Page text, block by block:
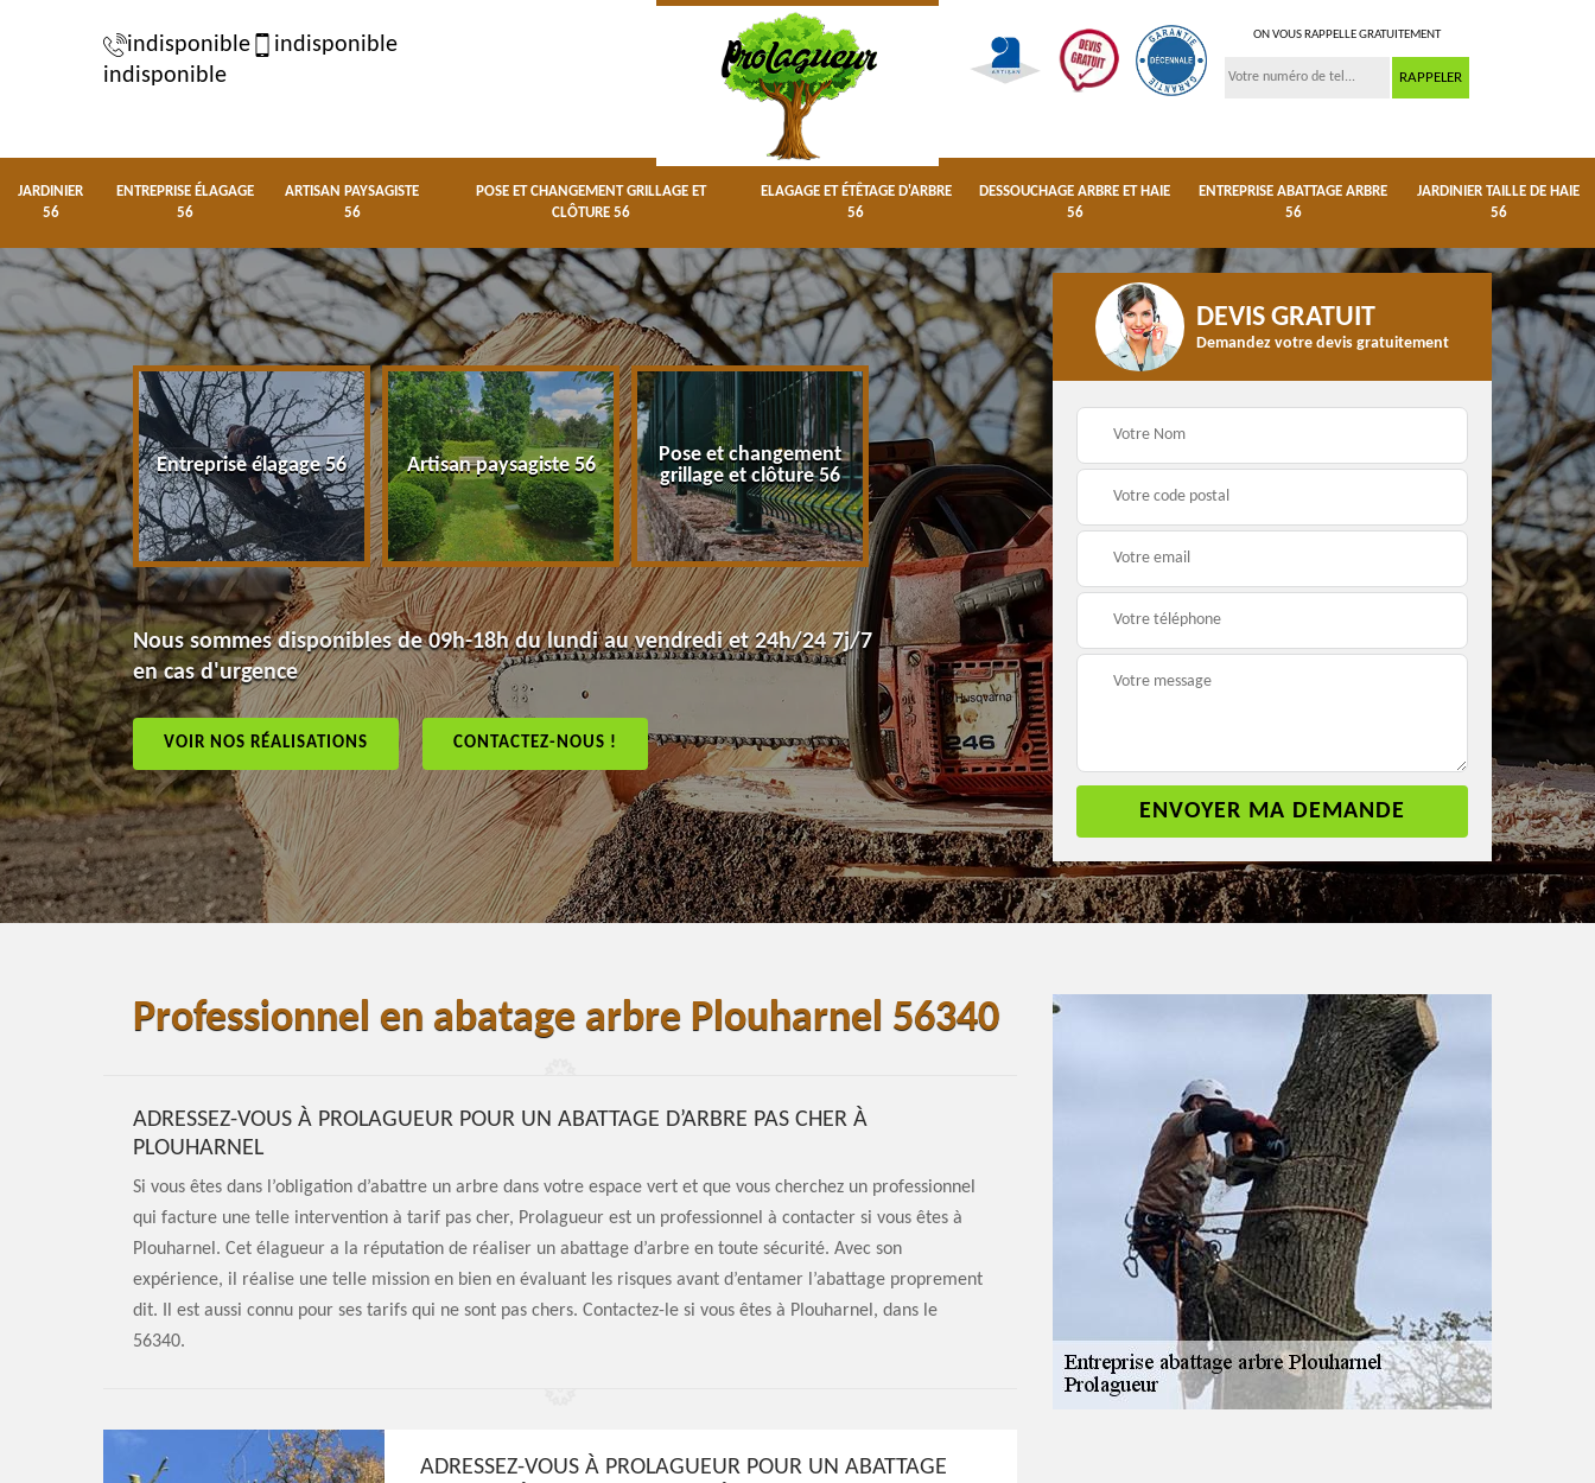
indisponible
indisponible
indisponible
ON VOUS RAPPELLE GRATUITEMENT
JARDINIER
56
ENTREPRISE ÉLAGAGE
56
ARTISAN PAYSAGISTE
56
POSE ET CHANGEMENT GRILLAGE ET
CLÔTURE 56
ELAGAGE ET ÉTÊTAGE D'ARBRE
56
DESSOUCHAGE ARBRE ET HAIE
56
ENTREPRISE ABATTAGE ARBRE
56
JARDINIER TAILLE DE HAIE
56
56 Entreprise élagage 56 Artisan paysagiste 56
Pose et changement
grillage et clôture 56
Elagage et étêtage
d'arbre 56
haie 56
Entreprise abattage
arbre 56
Nous sommes disponibles de 09h-18h du lundi au vendredi et 24h/24 7j/7
en cas d'urgence
VOIR NOS RÉALISATIONS CONTACTEZ-NOUS !
DEVIS GRATUIT
Demandez votre devis gratuitement
Professionnel en abatage arbre Plouharnel 56340
ADRESSEZ-VOUS À PROLAGUEUR POUR UN ABATTAGE D’ARBRE PAS CHER À
PLOUHARNEL
Si vous êtes dans l’obligation d’abattre un arbre dans votre espace vert et que vous cherchez un professionnel
qui facture une telle intervention à tarif pas cher, Prolagueur est un professionnel à contacter si vous êtes à
Plouharnel. Cet élagueur a la réputation de réaliser un abattage d’arbre en toute sécurité. Avec son
expérience, il réalise une telle mission en bien en évaluant les risques avant d’entamer l’abattage proprement
dit. Il est aussi connu pour ses tarifs qui ne sont pas chers. Contactez-le si vous êtes à Plouharnel, dans le
56340.
ADRESSEZ-VOUS À PROLAGUEUR POUR UN ABATTAGE